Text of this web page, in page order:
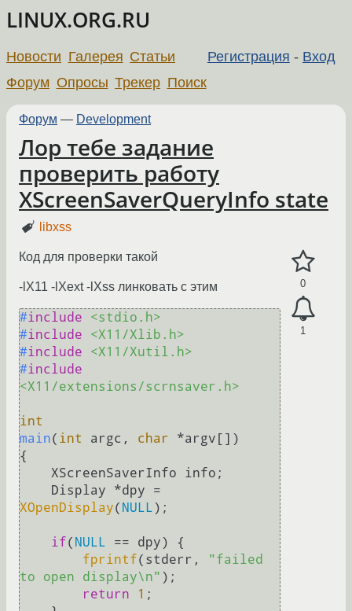
LINUX.ORG.RU
Регистрация - Вход
Новости Галерея Статьи
Форум Опросы Трекер Поиск
Форум — Development
Лор тебе задание
проверить работу
XScreenSaverQueryInfo state
libxss
0
1
Код для проверки такой
-lX11 -lXext -lXss линковать с этим
#include
<stdio.h>
#include
<X11/Xlib.h>
#include
<X11/Xutil.h>
#include
<X11/extensions/scrnsaver.h>
int
main( int argc, char *argv[])
{
XOpenDisplay( NULL);
if( NULL == dpy) {
fprintf(stderr,
"failed
to open display\n" );
return
1 ;